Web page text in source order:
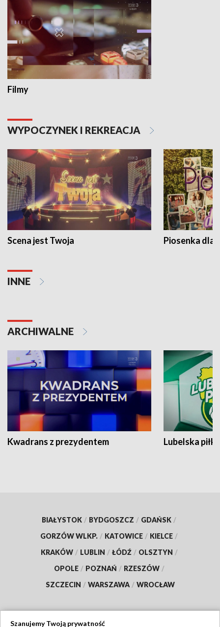
Filmy
WYPOCZYNEK I REKREACJA
Scena jest Twoja Piosenka dla
INNE
ARCHIWALNE
Kwadrans z prezydentem Lubelska piłka
BIAŁYSTOK / BYDGOSZCZ / GDAŃSK /
GORZÓW WLKP. / KATOWICE / KIELCE /
KRAKÓW / LUBLIN / ŁÓDŹ / OLSZTYN /
OPOLE / POZNAŃ / RZESZÓW /
SZCZECIN / WARSZAWA / WROCŁAW
Szanujemy Twoją prywatność